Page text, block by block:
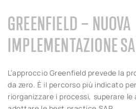
GREENFIELD – NUOVA
IMPLEMENTAZIONE
L’approccio Greenfield prevede la
da zero. È il percorso più indicato
riorganizzare i processi, superare